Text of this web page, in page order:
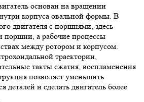
основан на вращении
корпуса овальной формы. В
двигателя с поршнями, здесь
поршни, а рабочие процессы
между ротором и корпусом.
траектории,
такты сжатия, воспламенения
позволяет уменьшить
деталей и сделать двигатель более